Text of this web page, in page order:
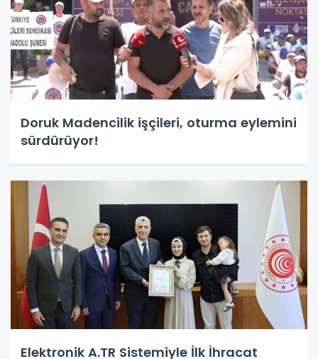
Doruk Madencilik işçileri, oturma eylemini
sürdürüyor!
Elektronik A.TR Sistemiyle İlk İhracat